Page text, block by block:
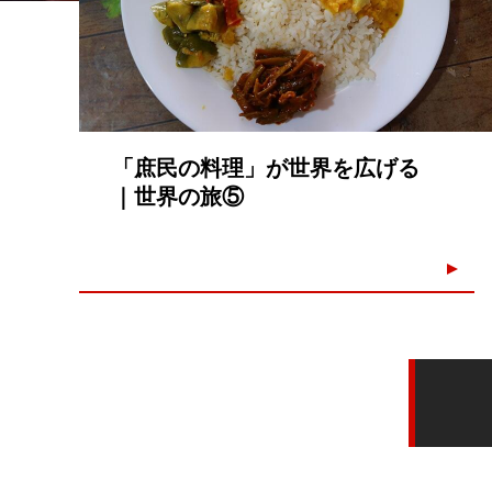
「庶民の料理」が世界を広げる
｜世界の旅⑤